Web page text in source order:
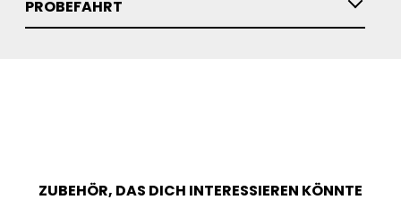
PROBEFAHRT
ZUBEHÖR, DAS DICH INTERESSIEREN KÖNNTE